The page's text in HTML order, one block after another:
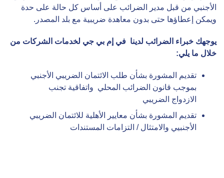
الأجنبي من قبل مدير الضرائب على أساس كل حالة على حدة
ويمكن إعطاؤها حتى بدون معاهدة ضريبية مع بلد المصدر.
يوجهك خبراء الضرائب لدينا في إم بي جي لخدمات الشركات من
خلال ما يلي:
تقديم المشورة بشأن طلب الائتمان الضريبي الأجنبي
بموجب قانون الضرائب المحلي واتفاقية تجنب
الازدواج الضريبي
تقديم المشورة بشأن معايير الأهلية للائتمان الضريبي
الأجنبيي والامتثال / التزامات المستندات